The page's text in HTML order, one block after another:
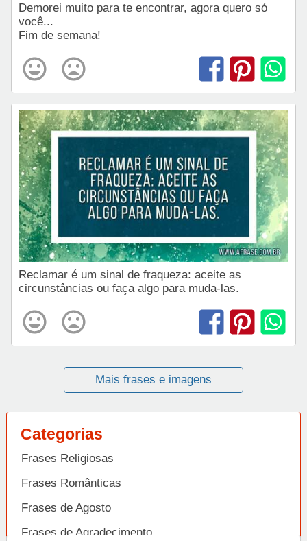
Demorei muito para te encontrar, agora quero só
você...
Fim de semana!
Reclamar é um sinal de fraqueza: aceite as
circunstâncias ou faça algo para muda-las.
Mais frases e imagens
Categorias
Frases Religiosas
Frases Românticas
Frases de Agosto
Frases de Agradecimento